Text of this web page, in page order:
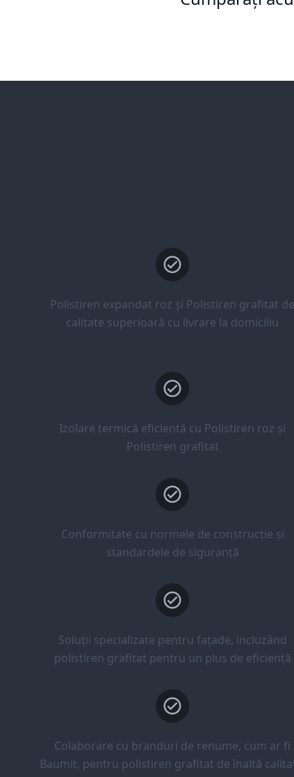
Polistiren expandat roz și Polistiren grafitat de
calitate superioară cu livrare la domiciliu
Izolare termică eficientă cu Polistiren roz și
Polistiren grafitat
Conformitate cu normele de construcție și
standardele de siguranță
Soluții specializate pentru fațade, incluzând
polistiren grafitat pentru un plus de eficiență
Colaborare cu branduri de renume, cum ar fi
Baumit, pentru polistiren grafitat de înaltă